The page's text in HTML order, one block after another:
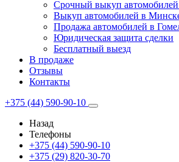
Срочный выкуп автомобилей
Выкуп автомобилей в
Продажа автомобилей в
Юридическая защита сделки
Бесплатный выезд
В продаже
Отзывы
Контакты
+375 (44) 590-90-10
Назад
Телефоны
+375 (44) 590-90-10
+375 (29) 820-30-70